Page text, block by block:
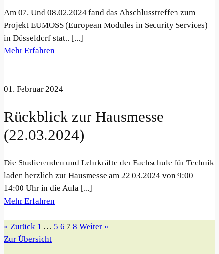
Am 07. Und 08.02.2024 fand das Abschlusstreffen zum
Projekt EUMOSS (European Modules in Security Services)
in Düsseldorf statt. [...]
Mehr Erfahren
01. Februar 2024
Rückblick zur Hausmesse
(22.03.2024)
Die Studierenden und Lehrkräfte der Fachschule für Technik
laden herzlich zur Hausmesse am 22.03.2024 von 9:00 –
14:00 Uhr in die Aula [...]
Mehr Erfahren
« Zurück 1 … 5 6 7 8 Weiter »
Zur Übersicht